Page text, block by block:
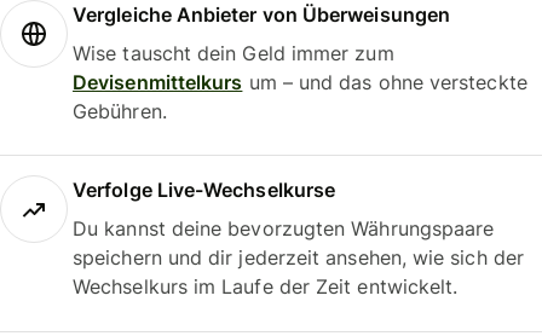
Vergleiche Anbieter von Überweisungen
Wise tauscht dein Geld immer zum
Devisenmittelkurs um – und das ohne versteckte
Gebühren.
Verfolge Live-Wechselkurse
Du kannst deine bevorzugten Währungspaare
speichern und dir jederzeit ansehen, wie sich der
Wechselkurs im Laufe der Zeit entwickelt.